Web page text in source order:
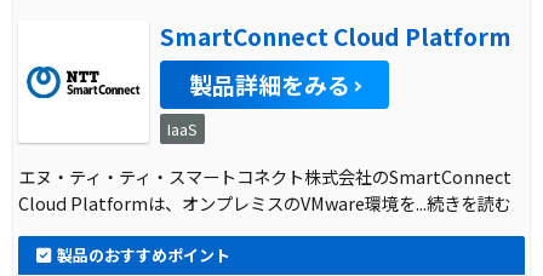
SmartConnect Cloud Platform
製品詳細をみる
IaaS
エヌ・ティ・ティ・スマートコネクト株式会社のSmartConnect
Cloud Platformは、オンプレミスのVMware環境を...続きを読む
製品のおすすめポイント